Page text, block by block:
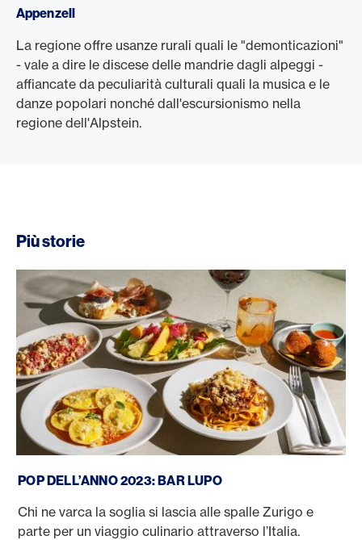
Appenzell
La regione offre usanze rurali quali le "demonticazioni"
- vale a dire le discese delle mandrie dagli alpeggi -
affiancate da peculiarità culturali quali la musica e le
danze popolari nonché dall'escursionismo nella
regione dell'Alpstein.
Più storie
POP DELL’ANNO 2023: BAR LUPO
Chi ne varca la soglia si lascia alle spalle Zurigo e
parte per un viaggio culinario attraverso l’Italia.